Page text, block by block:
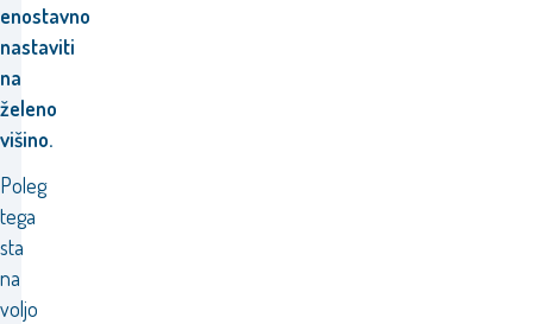
enostavno
nastaviti
na
želeno
višino.
Poleg
tega
sta
na
voljo